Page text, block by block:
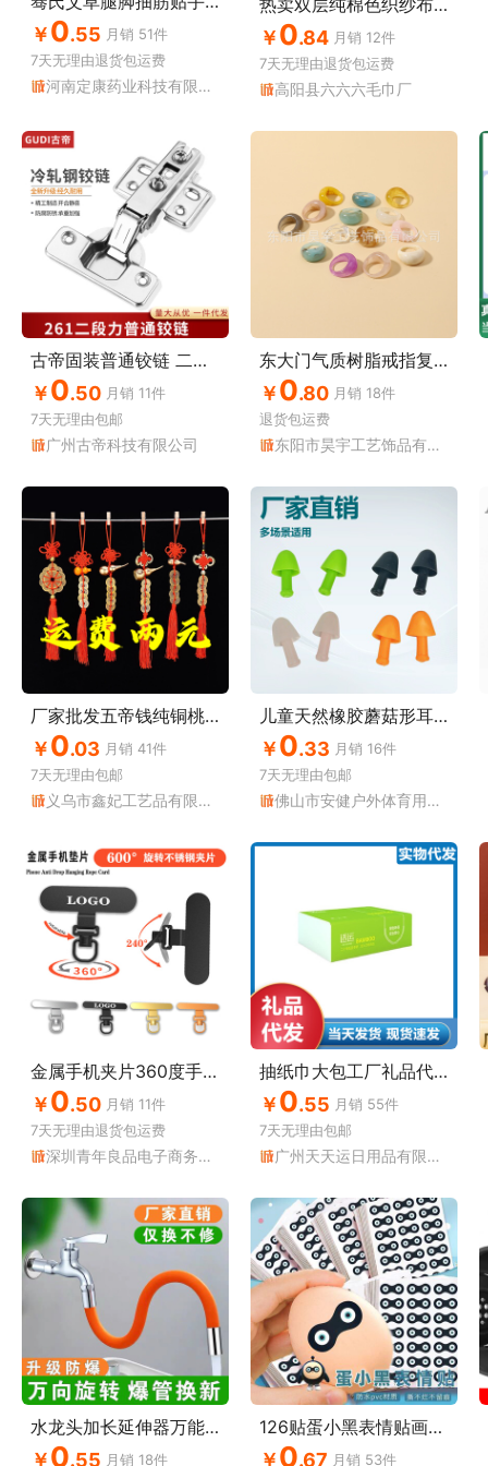
￥0.55 月销 51件
7天无理由退货包运费
河南定康药业科技有限公司
￥0.84 月销 12件
7天无理由退货包运费
高阳县六六六毛巾厂
古帝固装普通铰链 二段力铰链 橱柜衣柜铁合页家具配件 厂家直销
￥0.50 月销 11件
7天无理由包邮
广州古帝科技有限公司
东大门气质树脂戒指复古森系冷淡风ins网红戒指
￥0.80 月销 18件
退货包运费
东阳市昊宇工艺饰品有限公司
厂家批发五帝钱纯铜桃木葫芦挂件中国结铜钱挂件汽车吊坠旅游用品
￥0.03 月销 41件
7天无理由包邮
义乌市鑫妃工艺品有限公司
儿童天然橡胶蘑菇形耳塞游泳耳塞工业降噪音多用途耳塞柔软舒适
￥0.33 月销 16件
7天无理由包邮
佛山市安健户外体育用品有限公司
金属手机夹片360度手机垫片手机挂绳片 不锈钢手机连接片旋转金屬
￥0.50 月销 11件
7天无理由退货包运费
深圳青年良品电子商务有限公司
抽纸巾大包工厂礼品代发卫生纸餐巾纸加厚加大面巾纸1包实惠装
￥0.55 月销 55件
7天无理由包邮
广州天天运日用品有限公司
水龙头加长延伸器万能通用防溅神器喷头嘴硅胶管过滤水龙头延长嘴
￥0.55 月销 18件
126贴蛋小黑表情贴画蛋仔圆宇宙成员蛋小黑创意diy手账装饰贴
￥0.67 月销 53件